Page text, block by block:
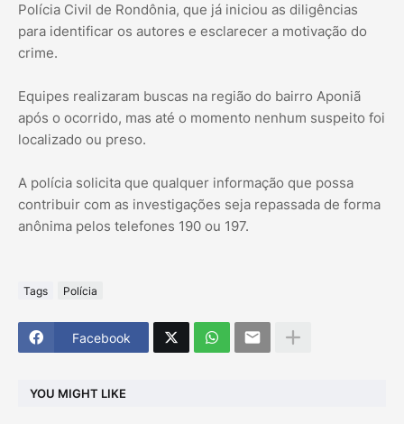
Polícia Civil de Rondônia, que já iniciou as diligências
para identificar os autores e esclarecer a motivação do
crime.
Equipes realizaram buscas na região do bairro Aponiã
após o ocorrido, mas até o momento nenhum suspeito foi
localizado ou preso.
A polícia solicita que qualquer informação que possa
contribuir com as investigações seja repassada de forma
anônima pelos telefones 190 ou 197.
Tags Polícia
Facebook
YOU MIGHT LIKE